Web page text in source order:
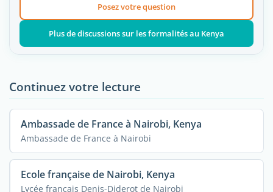
Posez votre question
Plus de discussions sur les formalités au Kenya
Continuez votre lecture
Ambassade de France à Nairobi, Kenya
Ambassade de France à Nairobi
Ecole française de Nairobi, Kenya
Lycée français Denis-Diderot de Nairobi